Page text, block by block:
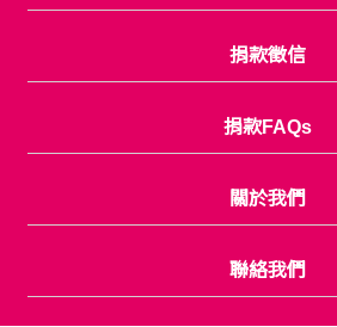
捐款徵信
捐款FAQs
關於我們
聯絡我們